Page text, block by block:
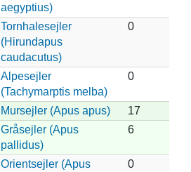
aegyptius)
Tornhalesejler
(Hirundapus
caudacutus)
0
Alpesejler
(Tachymarptis melba)
0
Mursejler (Apus apus)
17
Gråsejler (Apus
pallidus)
6
Orientsejler (Apus
0